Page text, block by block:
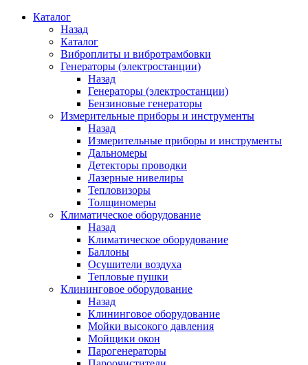
Каталог
Назад
Каталог
Виброплиты и вибротрамбовки
Генераторы (электростанции)
Назад
Генераторы (электростанции)
Бензиновые генераторы
Измерительные приборы и инструменты
Назад
Измерительные приборы и инструменты
Дальномеры
Детекторы проводки
Лазерные нивелиры
Тепловизоры
Толщиномеры
Климатическое оборудование
Назад
Климатическое оборудование
Баллоны
Осушители воздуха
Тепловые пушки
Клининговое оборудование
Назад
Клининговое оборудование
Мойки высокого давления
Мойщики окон
Парогенераторы